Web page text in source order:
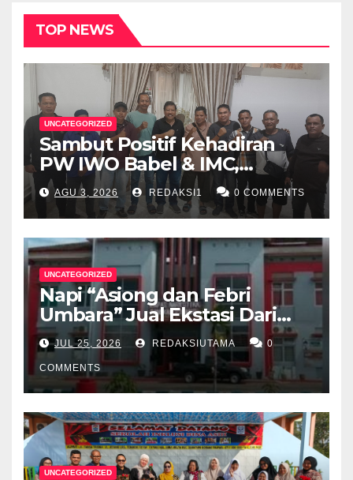
TOP NEWS
UNCATEGORIZED
Sambut Positif Kehadiran
PW IWO Babel & IMC,
Walikota Pangkalpinang
Apresiasi Peran Media Online
AGU 3, 2026 REDAKSI1 0 COMMENTS
UNCATEGORIZED
Napi “Asiong dan Febri
Umbara” Jual Ekstasi Dari
Dalam Lapas Rp 12 Juta/40
Butir
JUL 25, 2026 REDAKSIUTAMA 0
COMMENTS
UNCATEGORIZED